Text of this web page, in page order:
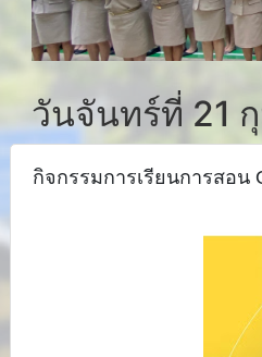
วันจันทร์ที่ 21
กิจกรรมการเรียนการสอน